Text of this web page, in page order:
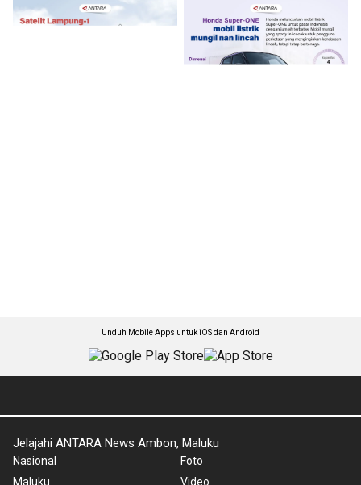
Unduh Mobile Apps untuk iOS dan Android
Jelajahi ANTARA News Ambon, Maluku
Nasional
Maluku
Foto
Video